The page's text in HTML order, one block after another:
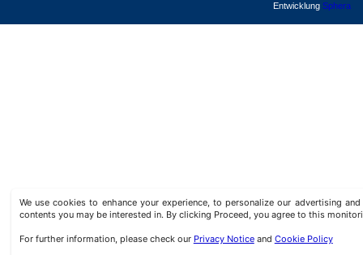
We use cookies to enhance your experience, to personalize our advertising
contents you may be interested in. By clicking Proceed, you agree to this
For further information, please check our Privacy Noticeand Cookie Policy
Entwicklung Sphera